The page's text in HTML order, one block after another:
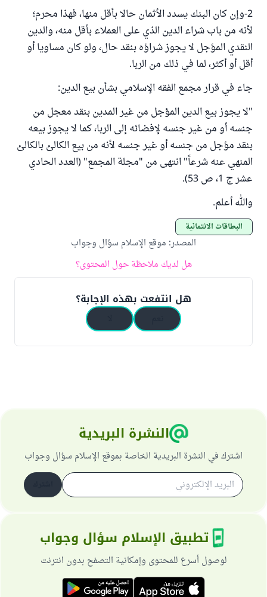
2-وإن كان البنك يسدد الأثمان حالا بأقل منها، فهذا محرم؛
لأنه من باب شراء الدين الذي على العملاء بأقل منه، والدين
النقدي المؤجل لا يجوز شراؤه بنقد حال، ولو كان مساويا أو
أقل أو أكثر، لما في ذلك من الربا.
جاء في قرار مجمع الفقه الإسلامي بشأن بيع الدين:
"لا يجوز بيع الدين المؤجل من غير المدين بنقد معجل من
جنسه أو من غير جنسه لإفضائه إلى الربا، كما لا يجوز بيعه
بنقد مؤجل من جنسه أو غير جنسه لأنه من بيع الكالئ بالكالئ
المنهي عنه شرعاً" انتهى من "مجلة المجمع" (العدد الحادي
عشر ج 1، ص 53).
والله أعلم.
البطاقات الائتمانية
المصدر: موقع الإسلام سؤال وجواب
هل لديك ملاحظة حول المحتوى؟
هل انتفعت بهذه الإجابة؟
النشرة البريدية
اشترك في النشرة البريدية الخاصة بموقع الإسلام سؤال وجواب
تطبيق الإسلام سؤال وجواب
لوصول أسرع للمحتوى وإمكانية التصفح بدون انترنت